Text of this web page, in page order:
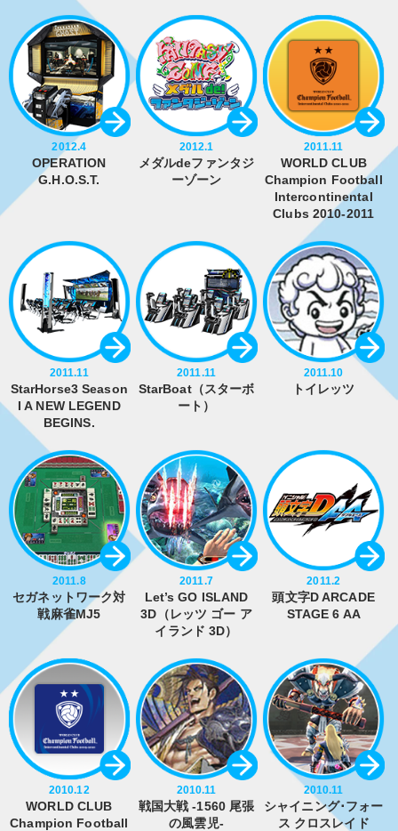
2012.4
OPERATION
G.H.O.S.T.
2012.1
メダルdeファンタジ
ーゾーン
2011.11
WORLD CLUB
Champion Football
Intercontinental
Clubs 2010-2011
2011.11
StarHorse3 Season
I A NEW LEGEND
BEGINS.
2011.11
StarBoat（スターボ
ート）
2011.10
トイレッツ
2011.8
セガネットワーク対
戦麻雀MJ5
2011.7
Let’s GO ISLAND
3D（レッツ ゴー ア
イランド 3D）
2011.2
頭文字D ARCADE
STAGE 6 AA
2010.12
WORLD CLUB
Champion Football
2010.11
戦国大戦 -1560 尾張
の風雲児-
2010.11
シャイニング･フォー
ス クロスレイド